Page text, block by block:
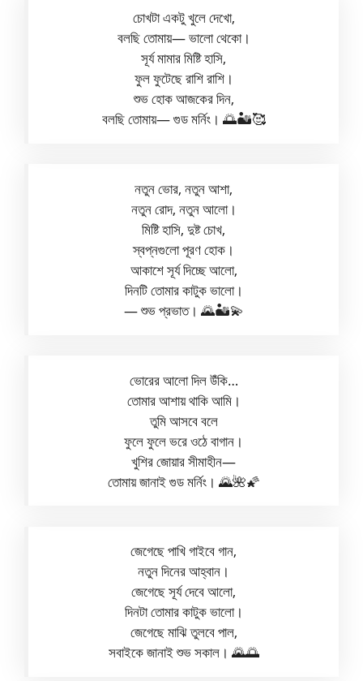
চোখটা একটু খুলে দেখো,
বলছি তোমায়— ভালো থেকো।
সূর্য মামার মিষ্টি হাসি,
ফুল ফুটেছে রাশি রাশি।
শুভ হোক আজকের দিন,
বলছি তোমায়— গুড মর্নিং। 🌅🏜️🥰
নতুন ভোর, নতুন আশা,
নতুন রোদ, নতুন আলো।
মিষ্টি হাসি, দুষ্ট চোখ,
স্বপ্নগুলো পূরণ হোক।
আকাশে সূর্য দিচ্ছে আলো,
দিনটি তোমার কাটুক ভালো।
— শুভ প্রভাত। 🌄🏜️💫
ভোরের আলো দিল উঁকি…
তোমার আশায় থাকি আমি।
তুমি আসবে বলে
ফুলে ফুলে ভরে ওঠে বাগান।
খুশির জোয়ার সীমাহীন—
তোমায় জানাই গুড মর্নিং। 🌄🌺🌠
জেগেছে পাখি গাইবে গান,
নতুন দিনের আহ্বান।
জেগেছে সূর্য দেবে আলো,
দিনটা তোমার কাটুক ভালো।
জেগেছে মাঝি তুলবে পাল,
সবাইকে জানাই শুভ সকাল। 🌄🌅